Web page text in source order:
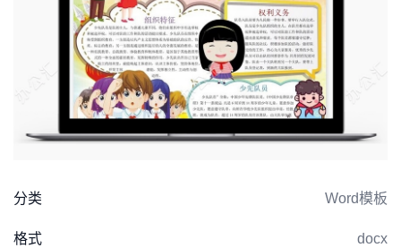
分类 Word模板
格式 docx